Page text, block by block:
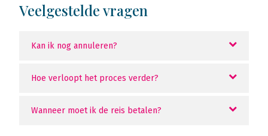
Veelgestelde vragen
Kan ik nog annuleren?
Hoe verloopt het proces verder?
Wanneer moet ik de reis betalen?